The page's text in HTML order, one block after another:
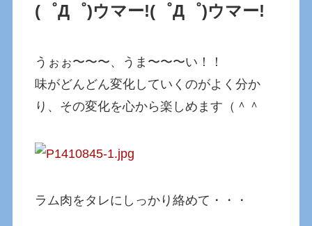
(゜Д゜)ウマー!(゜Д゜)ウマー!
うぉぉ〜〜〜、うま〜〜〜い！！
味がどんどん変化していくのがよく分か
り、その変化を心から楽しめます（＾＾
ラム肉をタレにしっかり絡めて・・・